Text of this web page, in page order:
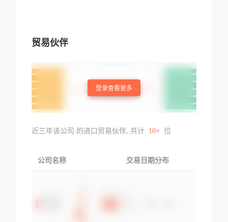
贸易伙伴
登录查看更多
近三年该公司 的进口贸易伙伴, 共计 10+ 位
公司名称 交易日期分布